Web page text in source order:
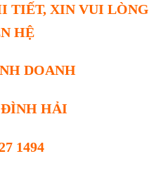
TIẾT, XIN VUI LÒNG
HỆ
DOANH
ĐÌNH HẢI
1494